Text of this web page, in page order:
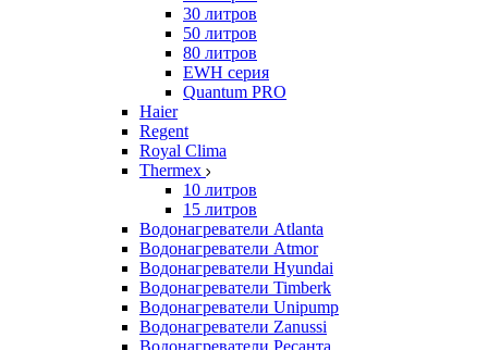
30 литров
50 литров
80 литров
EWH серия
Quantum PRO
Haier
Regent
Royal Clima
Thermex
10 литров
15 литров
Водонагреватели Atlanta
Водонагреватели Atmor
Водонагреватели Hyundai
Водонагреватели Timberk
Водонагреватели Unipump
Водонагреватели Zanussi
Водонагреватели Ресанта